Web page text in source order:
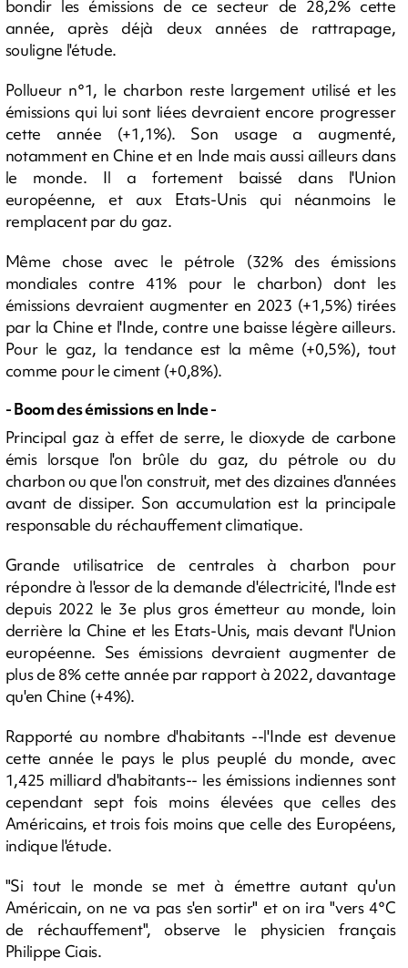
bondir les émissions de ce secteur de 28,2% cette
année, après déjà deux années de rattrapage,
souligne l'étude.
Pollueur n°1, le charbon reste largement utilisé et les
émissions qui lui sont liées devraient encore progresser
cette année (+1,1%). Son usage a augmenté,
notamment en Chine et en Inde mais aussi ailleurs dans
le monde. Il a fortement baissé dans l'Union
européenne, et aux Etats-Unis qui néanmoins le
remplacent par du gaz.
Même chose avec le pétrole (32% des émissions
mondiales contre 41% pour le charbon) dont les
émissions devraient augmenter en 2023 (+1,5%) tirées
par la Chine et l'Inde, contre une baisse légère ailleurs.
Pour le gaz, la tendance est la même (+0,5%), tout
comme pour le ciment (+0,8%).
- Boom des émissions en Inde -
Principal gaz à effet de serre, le dioxyde de carbone
émis lorsque l'on brûle du gaz, du pétrole ou du
charbon ou que l'on construit, met des dizaines d'années
avant de dissiper. Son accumulation est la principale
responsable du réchauffement climatique.
Grande utilisatrice de centrales à charbon pour
répondre à l'essor de la demande d'électricité, l'Inde est
depuis 2022 le 3e plus gros émetteur au monde, loin
derrière la Chine et les Etats-Unis, mais devant l'Union
européenne. Ses émissions devraient augmenter de
plus de 8% cette année par rapport à 2022, davantage
qu'en Chine (+4%).
Rapporté au nombre d'habitants --l'Inde est devenue
cette année le pays le plus peuplé du monde, avec
1,425 milliard d'habitants-- les émissions indiennes sont
cependant sept fois moins élevées que celles des
Américains, et trois fois moins que celle des Européens,
indique l'étude.
"Si tout le monde se met à émettre autant qu'un
Américain, on ne va pas s'en sortir" et on ira "vers 4°C
de réchauffement", observe le physicien français
Philippe Ciais.